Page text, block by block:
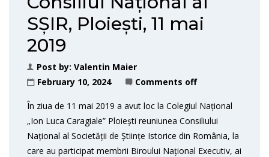
SȘIR, Ploiești, 11 mai
2019
Post by: Valentin Maier
February 10, 2024
Comments off
În ziua de 11 mai 2019 a avut loc la Colegiul Național
„Ion Luca Caragiale” Ploiești reuniunea Consiliului
Național al Societății de Științe Istorice din România, la
care au participat membrii Biroului Național Executiv, ai